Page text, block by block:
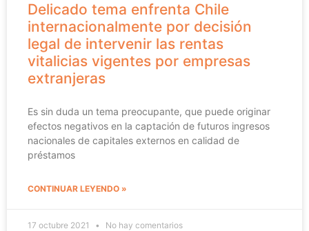
Delicado tema enfrenta Chile
internacionalmente por decisión
legal de intervenir las rentas
vitalicias vigentes por empresas
extranjeras
Es sin duda un tema preocupante, que puede originar
efectos negativos en la captación de futuros ingresos
nacionales de capitales externos en calidad de
préstamos
CONTINUAR LEYENDO »
17 octubre 2021 No hay comentarios